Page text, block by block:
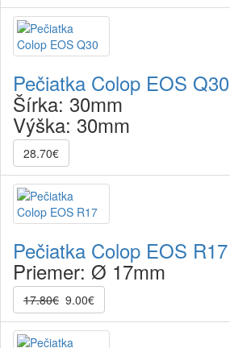
Pečiatka Colop EOS Q30
Šírka: 30mm
Výška: 30mm
28.70€
Pečiatka Colop EOS R17
Priemer: Ø 17mm
17.80€ 9.00€